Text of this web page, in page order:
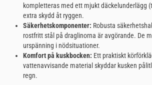
kompletteras med ett mjukt däckelunderlägg
extra skydd åt ryggen.
Säkerhetskomponenter: Robusta
rostfritt stål på draglinorna är avgörande. De
urspänning i nödsituationer.
Komfort på kuskbocken: Ett praktiskt
vattenavvisande material skyddar kusken
regn.